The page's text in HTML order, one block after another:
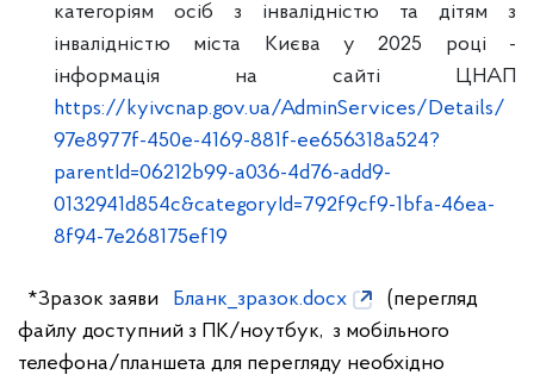
категоріям осіб з інвалідністю та дітям з
інвалідністю міста Києва у 2025 році -
інформація на сайті ЦНАП
https://kyivcnap.gov.ua/AdminServices/Details/
97e8977f-450e-4169-881f-ee656318a524?
parentId=06212b99-a036-4d76-add9-
0132941d854c&categoryId=792f9cf9-1bfa-46ea-
8f94-7e268175ef19
*Зразок заяви Бланк_зразок.docx
(перегляд
файлу доступний з ПК/ноутбук, з мобільного
телефона/планшета для перегляду необхідно